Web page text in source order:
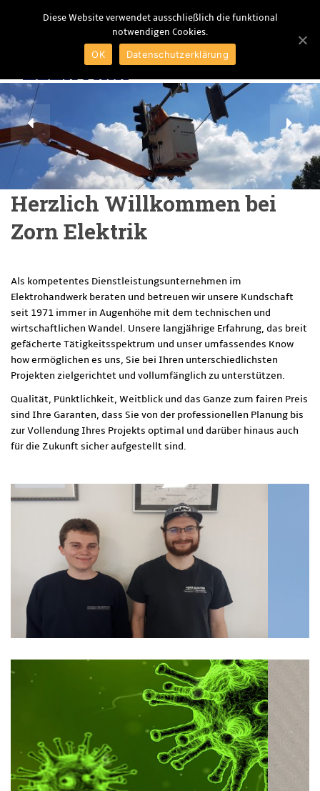
Herzlich Willkommen bei
Zorn Elektrik
Als kompetentes Dienstleistungsunternehmen im
Elektrohandwerk beraten und betreuen wir unsere Kundschaft
seit 1971 immer in Augenhöhe mit dem technischen und
wirtschaftlichen Wandel. Unsere langjährige Erfahrung, das breit
gefächerte Tätigkeitsspektrum und unser umfassendes Know
how ermöglichen es uns, Sie bei Ihren unterschiedlichsten
Projekten zielgerichtet und vollumfänglich zu unterstützen.
Qualität, Pünktlichkeit, Weitblick und das Ganze zum fairen Preis
sind Ihre Garanten, dass Sie von der professionellen Planung bis
zur Vollendung Ihres Projekts optimal und darüber hinaus auch
für die Zukunft sicher aufgestellt sind.
Diese Website verwendet ausschließlich die funktional
notwendigen Cookies.
OK
Datenschutzerklärung